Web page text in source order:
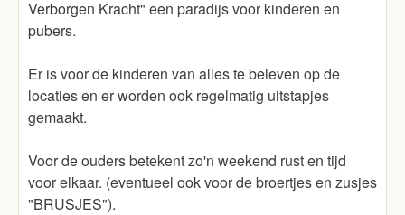
Verborgen Kracht" een paradijs voor kinderen en
pubers.
Er is voor de kinderen van alles te beleven op de
locaties en er worden ook regelmatig uitstapjes
gemaakt.
Voor de ouders betekent zo'n weekend rust en tijd
voor elkaar. (eventueel ook voor de broertjes en zusjes
"BRUSJES").